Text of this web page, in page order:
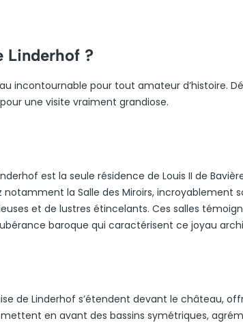
Linderhof ?
incontournable pour tout amateur d’histoire.
une visite vraiment grandiose.
est la seule résidence de Louis II de
la Salle des Miroirs, incroyablement
et de lustres étincelants. Ces salles
baroque qui caractérisent ce joyau
de Linderhof s’étendent devant le château,
en avant des bassins symétriques,